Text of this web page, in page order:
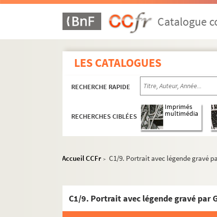
Catalogue
LES CATALOGUES
RECHERCHE RAPIDE
RECHERCHES CIBLÉES
Imprimés
multimédia
Accueil CCFr > C1/9. Portrait avec légende gravé
C1/9. Portrait avec légende gravé par